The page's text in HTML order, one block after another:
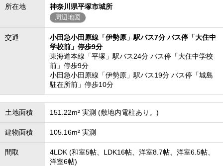
所在地 神奈川県平塚市城所
周辺地図
交通
小田急小田原線「伊勢原」駅バス7分 バス停「大住中
学校前」停歩9分
東海道本線「平塚」駅バス24分 バス停「大住中学校
前」停歩9分
小田急小田原線「伊勢原」駅バス19分 バス停「城島
駐在所前」停歩10分
土地面積 151.22m² 実測 (敷地内電柱あり。)
建物面積 105.16m² 実測
間取
4LDK (和室5帖、LDK16帖、洋室8.7帖、洋室6.5帖、
洋室6帖)